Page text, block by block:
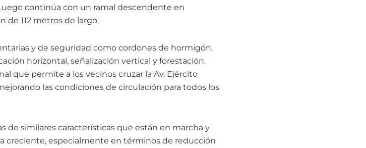
continúa con un ramal descendente en
de 112 metros de largo.
y de seguridad como cordones de hormigón,
horizontal, señalización vertical y forestación.
que permite a los vecinos cruzar la Av. Ejército
las condiciones de circulación para todos los
de similares características que están en marcha y
creciente, especialmente en términos de reducción